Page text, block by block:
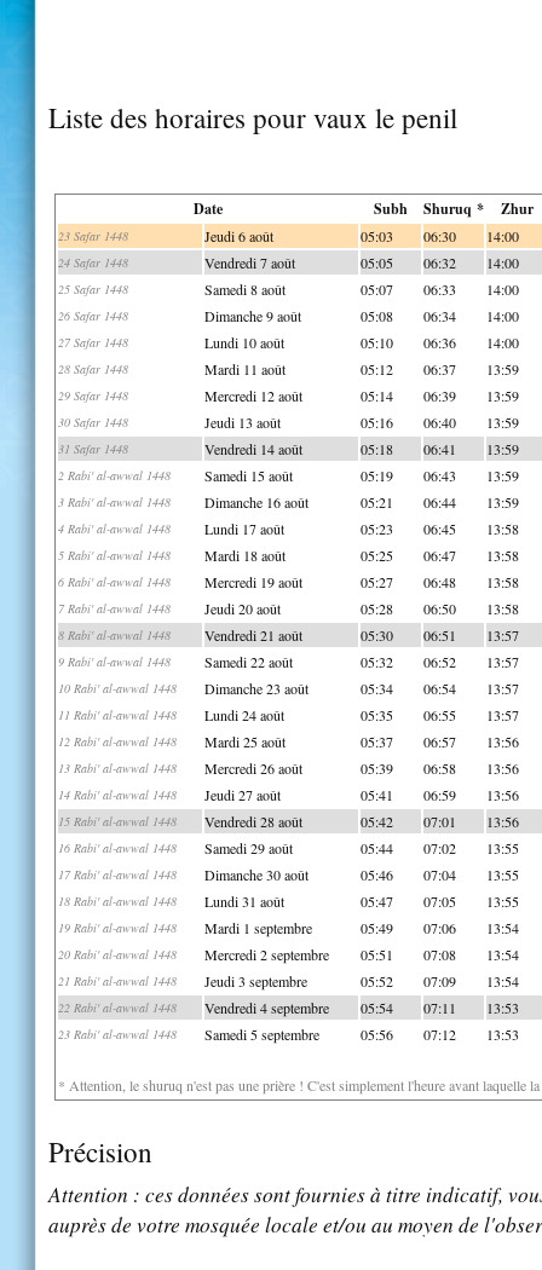
Liste des horaires pour vaux le penil
Date Subh Shuruq * Zhur
23 Safar 1448 Jeudi 6 août 05:03 06:30 14:00
24 Safar 1448 Vendredi 7 août 05:05 06:32 14:00
25 Safar 1448 Samedi 8 août 05:07 06:33 14:00
26 Safar 1448 Dimanche 9 août 05:08 06:34 14:00
27 Safar 1448 Lundi 10 août 05:10 06:36 14:00
28 Safar 1448 Mardi 11 août 05:12 06:37 13:59
29 Safar 1448 Mercredi 12 août 05:14 06:39 13:59
30 Safar 1448 Jeudi 13 août 05:16 06:40 13:59
31 Safar 1448 Vendredi 14 août 05:18 06:41 13:59
2 Rabi' al-awwal 1448 Samedi 15 août 05:19 06:43 13:59
3 Rabi' al-awwal 1448 Dimanche 16 août 05:21 06:44 13:59
4 Rabi' al-awwal 1448 Lundi 17 août 05:23 06:45 13:58
5 Rabi' al-awwal 1448 Mardi 18 août 05:25 06:47 13:58
6 Rabi' al-awwal 1448 Mercredi 19 août 05:27 06:48 13:58
7 Rabi' al-awwal 1448 Jeudi 20 août 05:28 06:50 13:58
8 Rabi' al-awwal 1448 Vendredi 21 août 05:30 06:51 13:57
9 Rabi' al-awwal 1448 Samedi 22 août 05:32 06:52 13:57
10 Rabi' al-awwal 1448 Dimanche 23 août 05:34 06:54 13:57
11 Rabi' al-awwal 1448 Lundi 24 août 05:35 06:55 13:57
12 Rabi' al-awwal 1448 Mardi 25 août 05:37 06:57 13:56
13 Rabi' al-awwal 1448 Mercredi 26 août 05:39 06:58 13:56
14 Rabi' al-awwal 1448 Jeudi 27 août 05:41 06:59 13:56
15 Rabi' al-awwal 1448 Vendredi 28 août 05:42 07:01 13:56
16 Rabi' al-awwal 1448 Samedi 29 août 05:44 07:02 13:55
17 Rabi' al-awwal 1448 Dimanche 30 août 05:46 07:04 13:55
18 Rabi' al-awwal 1448 Lundi 31 août 05:47 07:05 13:55
19 Rabi' al-awwal 1448 Mardi 1 septembre 05:49 07:06 13:54
20 Rabi' al-awwal 1448 Mercredi 2 septembre 05:51 07:08 13:54
21 Rabi' al-awwal 1448 Jeudi 3 septembre 05:52 07:09 13:54
22 Rabi' al-awwal 1448 Vendredi 4 septembre 05:54 07:11 13:53
23 Rabi' al-awwal 1448 Samedi 5 septembre 05:56 07:12 13:53
* Attention, le shuruq n'est pas une prière ! C'est simplement l'heure avant laquelle
Précision
Attention : ces données sont fournies à titre indicatif,
auprès de votre mosquée locale et/ou au moyen de